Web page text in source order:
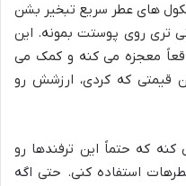
های عطر سریع تبخیر بشن
تری روی پوستت بمونه. این
معجزه می کنه و کمک می
قیمتی که کردی، ارزشش رو
که حتماً این ترفندها رو
استفاده کنی. حتی اگه